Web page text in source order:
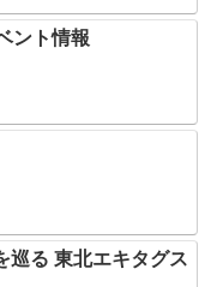
ント情報
巡る 東北エキタグス